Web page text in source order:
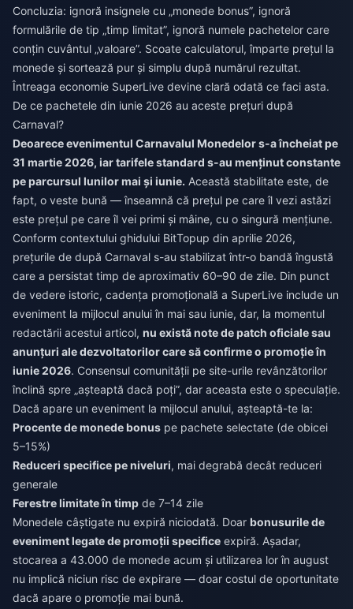
Concluzia: ignoră insignele cu „monede bonus”, ignoră
formulările de tip „timp limitat”, ignoră numele pachetelor care
conțin cuvântul „valoare”. Scoate calculatorul, împarte prețul la
monede și sortează pur și simplu după numărul rezultat.
Întreaga economie SuperLive devine clară odată ce faci asta.
De ce pachetele din iunie 2026 au aceste prețuri după
Carnaval?
Deoarece evenimentul Carnavalul Monedelor s-a încheiat pe
31 martie 2026, iar tarifele standard s-au menținut constante
pe parcursul lunilor mai și iunie. Această stabilitate este, de
fapt, o veste bună — înseamnă că prețul pe care îl vezi astăzi
este prețul pe care îl vei primi și mâine, cu o singură mențiune.
Conform contextului ghidului BitTopup din aprilie 2026,
prețurile de după Carnaval s-au stabilizat într-o bandă îngustă
care a persistat timp de aproximativ 60–90 de zile. Din punct
de vedere istoric, cadența promoțională a SuperLive include un
eveniment la mijlocul anului în mai sau iunie, dar, la momentul
redactării acestui articol, nu există note de patch oficiale sau
anunțuri ale dezvoltatorilor care să confirme o promoție în
iunie 2026. Consensul comunității pe site-urile revânzătorilor
înclină spre „așteaptă dacă poți”, dar aceasta este o speculație.
Dacă apare un eveniment la mijlocul anului, așteaptă-te la:
Procente de monede bonus pe pachete selectate (de obicei
5–15%)
Reduceri specifice pe niveluri, mai degrabă decât reduceri
generale
Ferestre limitate în timp de 7–14 zile
Monedele câștigate nu expiră niciodată. Doar bonusurile de
eveniment legate de promoții specifice expiră. Așadar,
stocarea a 43.000 de monede acum și utilizarea lor în august
nu implică niciun risc de expirare — doar costul de oportunitate
dacă apare o promoție mai bună.